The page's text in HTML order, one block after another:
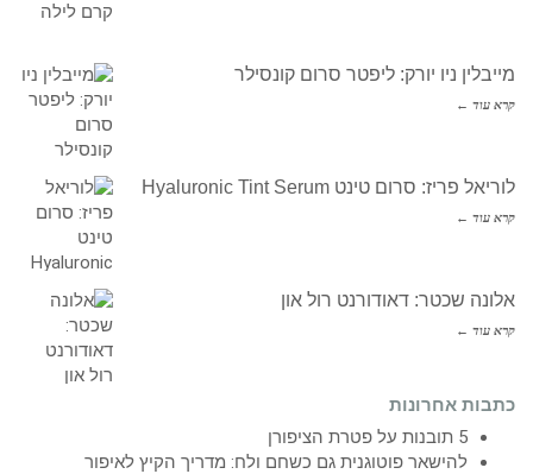
מייבלין ניו יורק: ליפטר סרום קונסילר
קרא עוד ←
לוריאל פריז: סרום טינט Hyaluronic Tint Serum
קרא עוד ←
אלונה שכטר: דאודורנט רול און
קרא עוד ←
כתבות אחרונות
5 תובנות על פטרת הציפורן
להישאר פוטוגנית גם כשחם ולח: מדריך הקיץ לאיפור